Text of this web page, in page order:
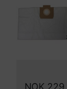
NOK 229